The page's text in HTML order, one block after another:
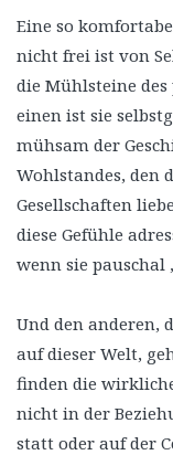
Eine so
nicht frei ist von
die Mühlsteine
einen ist sie
mühsam der
Wohlstandes, den
Gesellschaften
diese Gefühle
wenn sie pauschal
Und den anderen,
auf dieser Welt,
finden die
nicht in der
statt oder auf der